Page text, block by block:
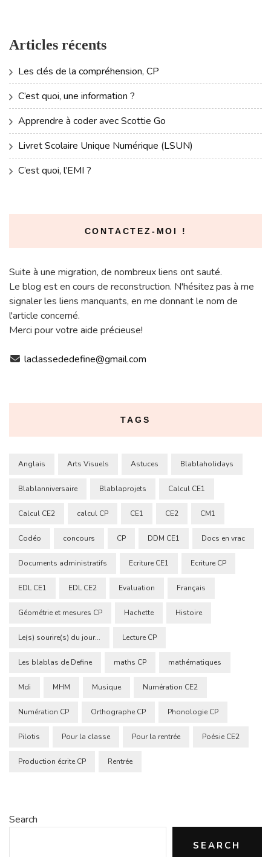
Articles récents
Les clés de la compréhension, CP
C’est quoi, une information ?
Apprendre à coder avec Scottie Go
Livret Scolaire Unique Numérique (LSUN)
C’est quoi, l’EMI ?
CONTACTEZ-MOI !
Suite à une migration, de nombreux liens ont sauté.
Le blog est en cours de reconstruction. N'hésitez pas à me
signaler les liens manquants, en me donnant le nom de
l'article concerné.
Merci pour votre aide précieuse!
laclassededefine@gmail.com
TAGS
Anglais Arts Visuels Astuces Blablaholidays
Blablanniversaire Blablaprojets Calcul CE1
Calcul CE2 calcul CP CE1 CE2 CM1
Codéo concours CP DDM CE1 Docs en vrac
Documents administratifs Ecriture CE1 Ecriture CP
EDL CE1 EDL CE2 Evaluation Français
Géométrie et mesures CP Hachette Histoire
Le(s) sourire(s) du jour... Lecture CP
Les blablas de Define maths CP mathématiques
Mdi MHM Musique Numération CE2
Numération CP Orthographe CP Phonologie CP
Pilotis Pour la classe Pour la rentrée Poésie CE2
Production écrite CP Rentrée
Search
SEARCH